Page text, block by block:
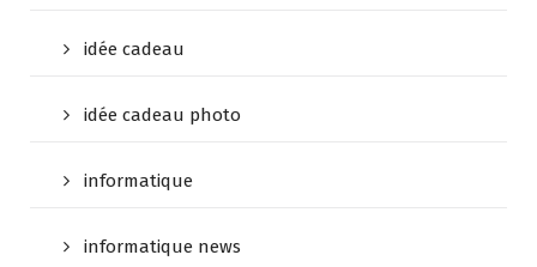
idée cadeau
idée cadeau photo
informatique
informatique news